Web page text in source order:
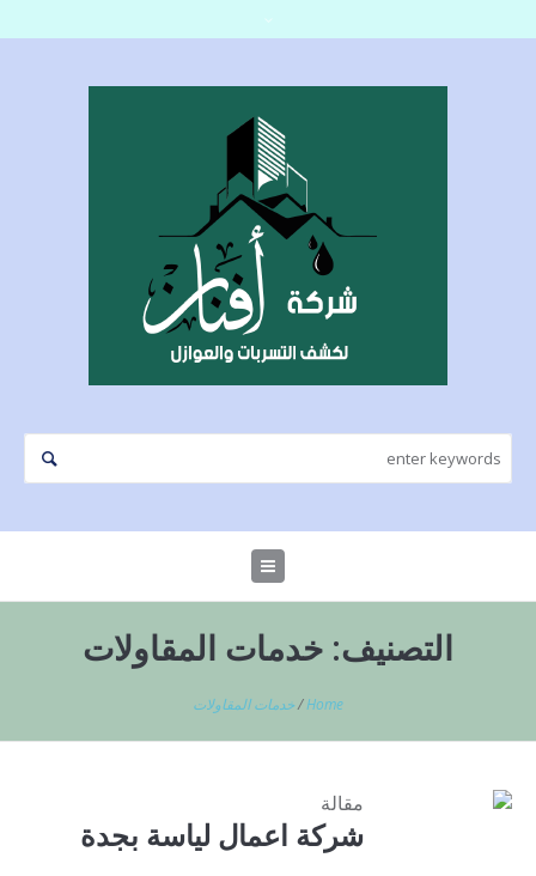
التصنيف: خدمات المقاولات
Home
/خدمات المقاولات
مقالة
شركة اعمال لياسة بجدة